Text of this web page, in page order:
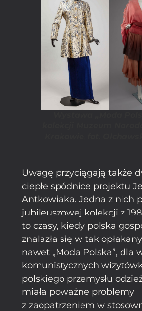
Uwagę przyciągają także
ciepłe spódnice projektu
Antkowiaka. Jedna z nich
jubileuszowej kolekcji z
to czasy, kiedy polska
znalazła się w tak
nawet „Moda Polska”, dla
komunistycznych
polskiego przemysłu
miała poważne problemy
z zaopatrzeniem w